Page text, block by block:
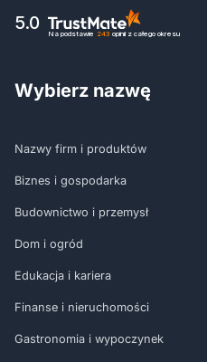
5.0
Na podstawie 243 opinii z całego okresu
Wybierz nazwę
Nazwy firm i produktów
Biznes i gospodarka
Budownictwo i przemysł
Dom i ogród
Edukacja i kariera
Finanse i nieruchomości
Gastronomia i wypoczynek